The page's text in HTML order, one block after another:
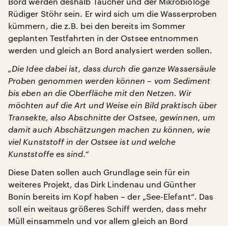
Rüdiger Stöhr sein. Er wird sich um die Wasserproben
kümmern, die z.B. bei den bereits im Sommer
geplanten Testfahrten in der Ostsee entnommen
werden und gleich an Bord analysiert werden sollen.
„Die Idee dabei ist, dass durch die ganze Wassersäule
Proben genommen werden können – vom Sediment
bis eben an die Oberfläche mit den Netzen. Wir
möchten auf die Art und Weise ein Bild praktisch über
Transekte, also Abschnitte der Ostsee, gewinnen, um
damit auch Abschätzungen machen zu können, wie
viel Kunststoff in der Ostsee ist und welche
Kunststoffe es sind.“
Diese Daten sollen auch Grundlage sein für ein
weiteres Projekt, das Dirk Lindenau und Günther
Bonin bereits im Kopf haben – der „See-Elefant“. Das
soll ein weitaus größeres Schiff werden, dass mehr
Müll einsammeln und vor allem gleich an Bord